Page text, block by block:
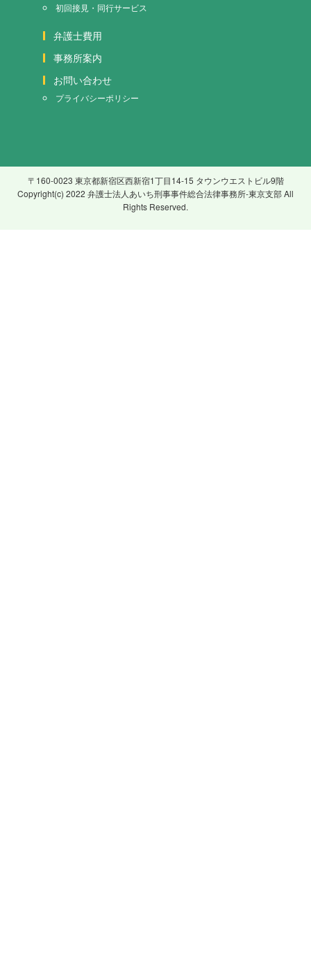
初回接見・同行サービス
弁護士費用
事務所案内
お問い合わせ
プライバシーポリシー
〒160-0023 東京都新宿区西新宿1丁目14-15 タウンウエストビル9階
Copyright(c) 2022 弁護士法人あいち刑事事件総合法律事務所-東京支部 All
Rights Reserved.